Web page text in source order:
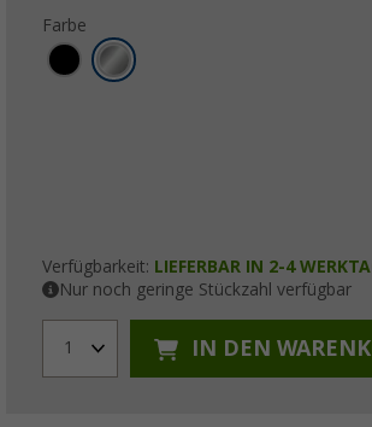
Farbe
Verfügbarkeit: LIEFERBAR IN 2-4
Nur noch geringe Stückzahl verfügbar
1 IN DEN